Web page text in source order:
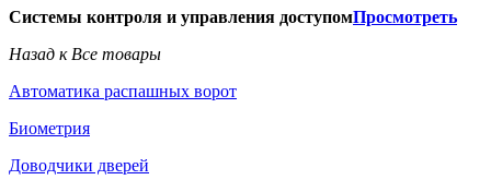
Системы контроля и управления доступомПросмотреть
Назад к Все товары
Автоматика распашных ворот
Биометрия
Доводчики дверей